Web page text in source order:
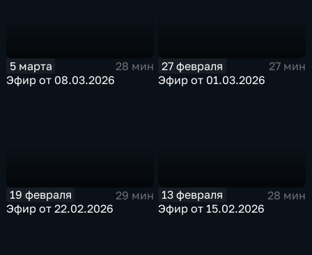
5 марта
28 мин
Эфир от 08.03.2026
27 февраля
27 мин
Эфир от 01.03.2026
19 февраля
29 мин
Эфир от 22.02.2026
13 февраля
28 мин
Эфир от 15.02.2026